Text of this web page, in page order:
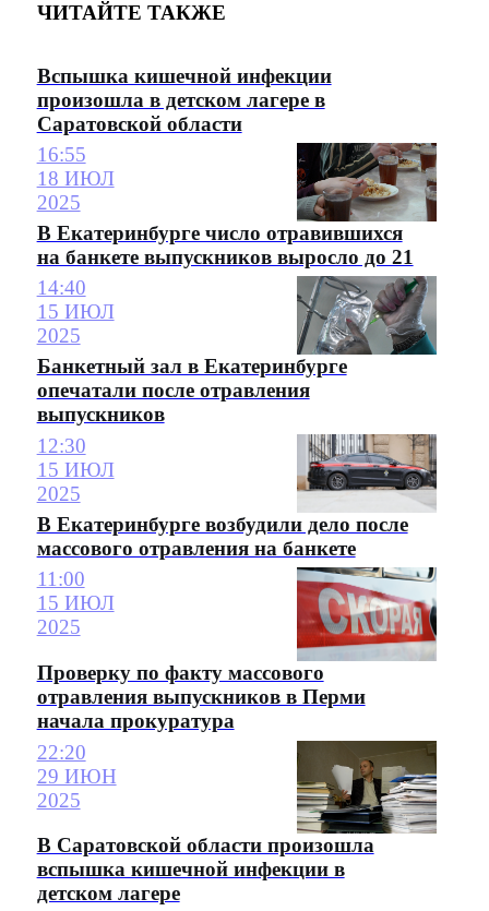
ЧИТАЙТЕ ТАКЖЕ
Вспышка кишечной инфекции
произошла в детском лагере в
Саратовской области
16:55
18 ИЮЛ
2025
В Екатеринбурге число отравившихся
на банкете выпускников выросло до 21
14:40
15 ИЮЛ
2025
Банкетный зал в Екатеринбурге
опечатали после отравления
выпускников
12:30
15 ИЮЛ
2025
В Екатеринбурге возбудили дело после
массового отравления на банкете
11:00
15 ИЮЛ
2025
Проверку по факту массового
отравления выпускников в Перми
начала прокуратура
22:20
29 ИЮН
2025
В Саратовской области произошла
вспышка кишечной инфекции в
детском лагере